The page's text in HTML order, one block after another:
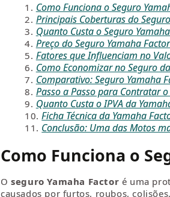
Como Funciona o Seguro
Principais Coberturas do
Quanto Custa o Seguro
Preço do Seguro Yamaha
Fatores que Influenciam no
Como Economizar no Seguro
Comparativo: Seguro Yamaha
Passo a Passo para Contratar
Quanto Custa o IPVA da
Ficha Técnica da Yamaha
Conclusão: Uma das Motos
Como Funciona o
Oseguro Yamaha Factor é uma
causados por furtos, roubos,